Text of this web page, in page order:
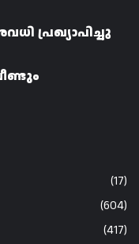
പ്രഖ്യാപിച്ചു
(17)
(604)
(417)